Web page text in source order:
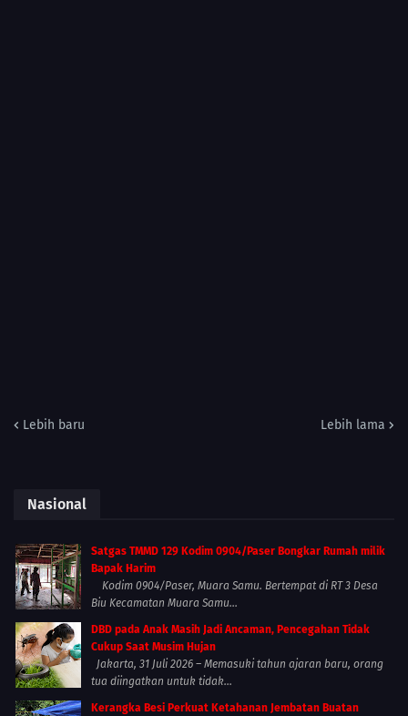
Lebih baru Lebih lama
Nasional
Satgas TMMD 129 Kodim 0904/Paser Bongkar Rumah milik
Bapak Harim
Kodim 0904/Paser, Muara Samu. Bertempat di RT 3 Desa
Biu Kecamatan Muara Samu...
DBD pada Anak Masih Jadi Ancaman, Pencegahan Tidak
Cukup Saat Musim Hujan
Jakarta, 31 Juli 2026 – Memasuki tahun ajaran baru, orang
tua diingatkan untuk tidak...
Kerangka Besi Perkuat Ketahanan Jembatan Buatan